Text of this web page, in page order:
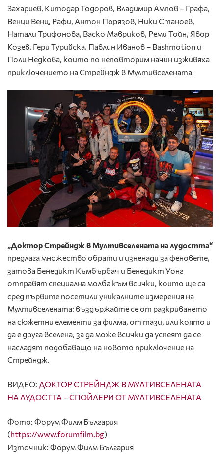
Захариев, Китодар Тодоров, Владимир Ампов – Графа,
Венци Венц, Рафи, Антон Порязов, Ники Станоев,
Натали Трифонова, Васко Мавриков, Реми Тойн, Явор
Козев, Гери Турийска, Павлин Иванов – Bashmotion и
Поли Недкова, които по неповторим начин изживяха
приключението на Стрейндж в Мултивселената.
„Доктор Стрейндж в Мултивселената на лудостта“
предлага множество обрати и изненади за феновете,
затова Бенедикт Къмбърбач и Бенедикт Уонг
отправят специална молба към всички, които ще са
сред първите посетили уникалните измерения на
Мултивселената: въздържайте се от разкриването
на сюжетни елементи за филма, от тази, или която и
да е друга вселена, за да може всички да успеят да се
насладят подобаващо на новото приключение на
Стрейндж.
ВИДЕО: ДОКТОР СТРЕЙНДЖ В МУЛТИВСЕЛЕНАТА
НА ЛУДОСТТА – СПОЙЛЕРИ ОТ МУЛТИВСЕЛЕНАТА
Фото: Форум Филм България
(https://www.forumfilm.bg)
Източник: Форум Филм България